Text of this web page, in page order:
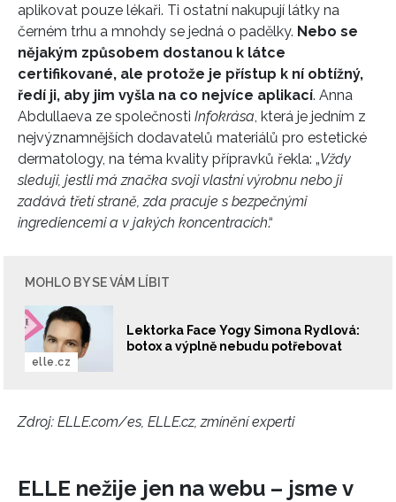
aplikovat pouze lékaři. Ti ostatní nakupují látky na
černém trhu a mnohdy se jedná o padělky. Nebo se
nějakým způsobem dostanou k látce
certifikované, ale protože je přístup k ní obtížný,
ředí ji, aby jim vyšla na co nejvíce aplikací. Anna
Abdullaeva ze společnosti Infokrása, která je jedním z
nejvýznamnějších dodavatelů materiálů pro estetické
dermatology, na téma kvality přípravků řekla: „Vždy
sleduji, jestli má značka svoji vlastní výrobnu nebo ji
zadává třetí straně, zda pracuje s bezpečnými
ingrediencemi a v jakých koncentracích.“
MOHLO BY SE VÁM LÍBIT
Lektorka Face Yogy Simona Rydlová:
botox a výplně nebudu potřebovat
elle.cz
Zdroj: ELLE.com/es, ELLE.cz, zmínění experti
ELLE nežije jen na webu – jsme v